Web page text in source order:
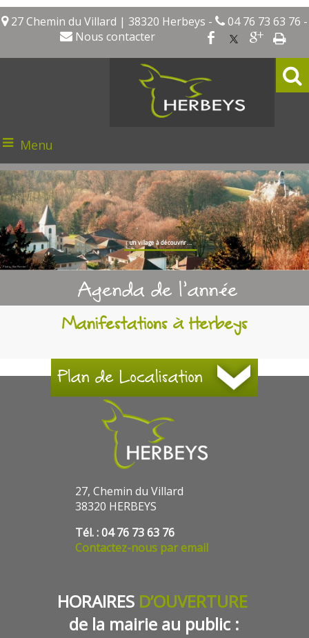
27 Chemin du Villard | 38320 Herbeys -
04 76 73 63 76 -
Nous contacter
Menu
un village à découvrir ...
Photo : Kim Perrier
Agenda de l'année
Manifestations à Herbeys
Plan de Localisation
27, Chemin du Villard
38320 HERBEYS
Tél. : 04 76 73 63 76
Contactez-nous par email
HORAIRES D’OUVERTURE
de la mairie au public :